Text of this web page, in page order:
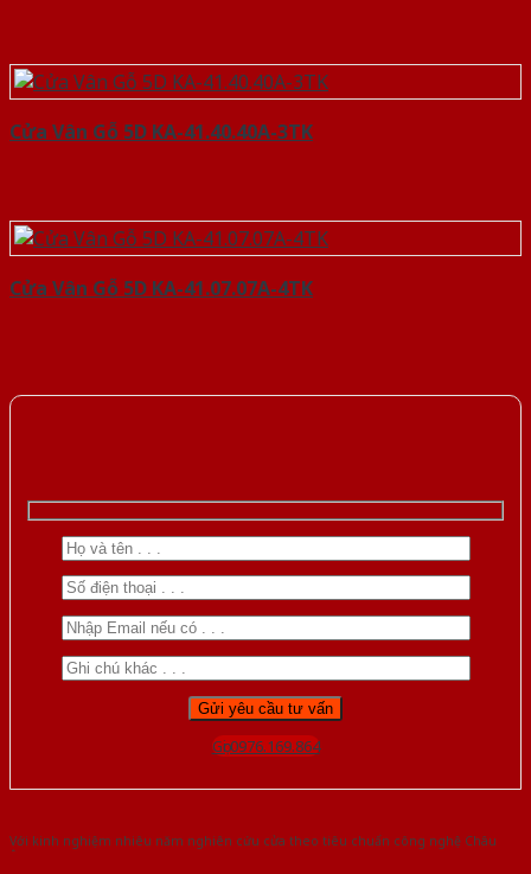
Cửa Vân Gỗ 5D KA-41.40.40A-3TK
Cửa Vân Gỗ 5D KA-41.07.07A-4TK
Gọi 0976.169.864
Với kinh nghiệm nhiêu năm nghiên cứu cửa theo tiêu chuẩn công nghệ Châu